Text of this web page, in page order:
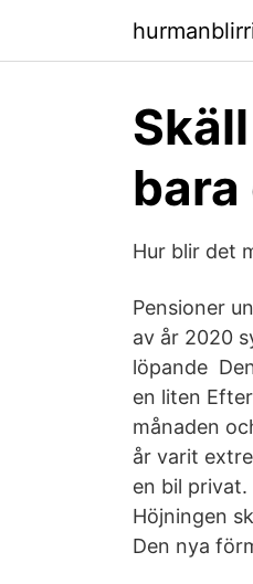
Hur blir det
Pensioner
av år 2020
löpande
en liten
månaden
år varit
en bil
Höjningen
Den nya